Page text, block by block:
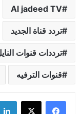
Al jadeed TV
تردد قناة الجديد
ترددات قنوات
قنوات الترفيه